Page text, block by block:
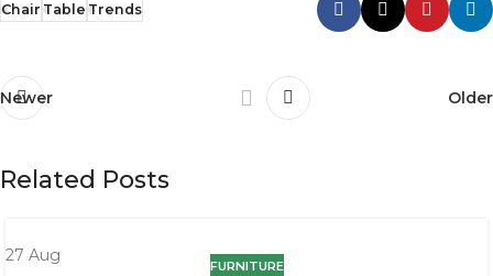
Chair Table Trends
Newer Older
Related Posts
27 Aug
FURNITURE